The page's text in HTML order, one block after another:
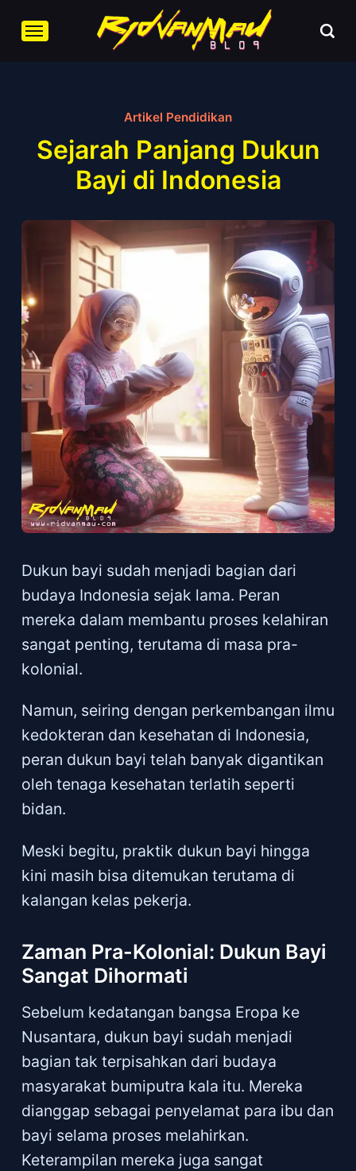
Artikel Pendidikan
Sejarah Panjang Dukun
Bayi di Indonesia
Dukun bayi sudah menjadi bagian dari
budaya Indonesia sejak lama. Peran
mereka dalam membantu proses kelahiran
sangat penting, terutama di masa pra-
kolonial.
Namun, seiring dengan perkembangan ilmu
kedokteran dan kesehatan di Indonesia,
peran dukun bayi telah banyak digantikan
oleh tenaga kesehatan terlatih seperti
bidan.
Meski begitu, praktik dukun bayi hingga
kini masih bisa ditemukan terutama di
kalangan kelas pekerja.
Zaman Pra-Kolonial: Dukun Bayi
Sangat Dihormati
Sebelum kedatangan bangsa Eropa ke
Nusantara, dukun bayi sudah menjadi
bagian tak terpisahkan dari budaya
masyarakat bumiputra kala itu. Mereka
dianggap sebagai penyelamat para ibu dan
bayi selama proses melahirkan.
Keterampilan mereka juga sangat